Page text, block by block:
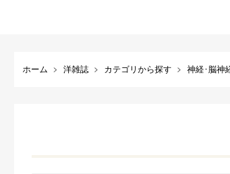
ホーム 洋雑誌 カテゴリから探す 神経･脳神